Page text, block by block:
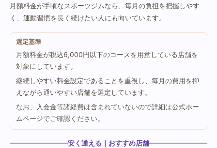
月額料金が手頃なスポーツジムなら、毎月の負担を把握しやす
く、運動習慣を長く続けたい人にも向いています。
選定基準
月額料金が税込6,000円以下のコースを用意している店舗を
対象にしています。
継続しやすい料金設定であることを重視し、毎月の費用を抑
えながら通いやすい店舗を選定しています。
なお、入会金等諸経費は含まれていないので詳細は公式ホー
ムページでご確認ください。
安く通える｜おすすめ店舗